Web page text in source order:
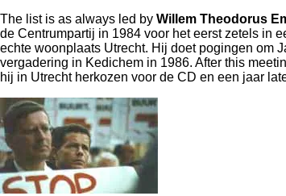
The list is as always led by Willem Theodorus
de Centrumpartij in 1984 voor het eerst zetels in
echte woonplaats Utrecht. Hij doet pogingen om
vergadering in Kedichem in 1986. After this
hij in Utrecht herkozen voor de CD en een jaar